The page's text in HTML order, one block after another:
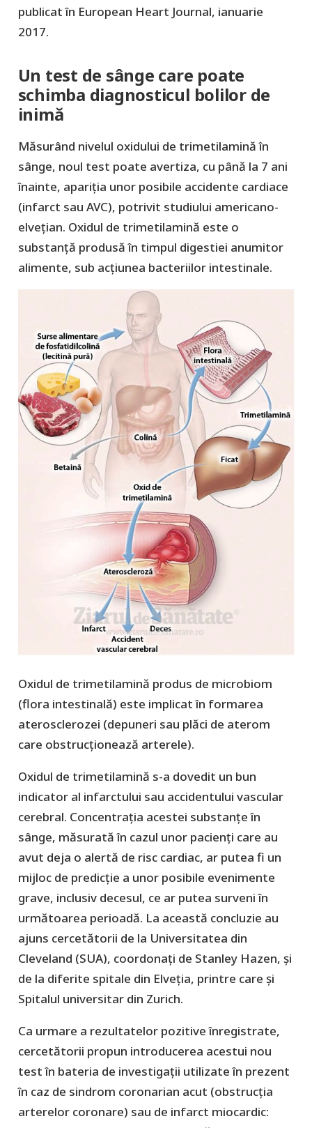
publicat în European Heart Journal, ianuarie
2017.
Un test de sânge care poate
schimba diagnosticul bolilor de
inimă
Măsurând nivelul oxidului de trimetilamină în
sânge, noul test poate avertiza, cu până la 7 ani
înainte, apariția unor posibile accidente cardiace
(infarct sau AVC), potrivit studiului americano-
elvețian. Oxidul de trimetilamină este o
substanță produsă în timpul digestiei anumitor
alimente, sub acțiunea bacteriilor intestinale.
Oxidul de trimetilamină produs de microbiom
(flora intestinală) este implicat în formarea
aterosclerozei (depuneri sau plăci de aterom
care obstrucționează arterele).
Oxidul de trimetilamină s-a dovedit un bun
indicator al infarctului sau accidentului vascular
cerebral. Concentrația acestei substanțe în
sânge, măsurată în cazul unor pacienți care au
avut deja o alertă de risc cardiac, ar putea fi un
mijloc de predicție a unor posibile evenimente
grave, inclusiv decesul, ce ar putea surveni în
următoarea perioadă. La această concluzie au
ajuns cercetătorii de la Universitatea din
Cleveland (SUA), coordonați de Stanley Hazen, și
de la diferite spitale din Elveția, printre care și
Spitalul universitar din Zurich.
Ca urmare a rezultatelor pozitive înregistrate,
cercetătorii propun introducerea acestui nou
test în bateria de investigații utilizate în prezent
în caz de sindrom coronarian acut (obstrucția
arterelor coronare) sau de infarct miocardic: